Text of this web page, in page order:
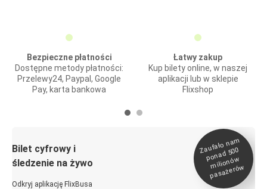
Bezpieczne płatności
Dostępne metody płatności:
Przelewy24, Paypal, Google
Pay, karta bankowa
Łatwy zakup
Kup bilety online, w naszej
aplikacji lub w sklepie
Flixshop
Bilet cyfrowy i
śledzenie na żywo
Odkryj aplikację FlixBusa
Zaufało na
m
ponad 500
milionó
w
pasażeró
w